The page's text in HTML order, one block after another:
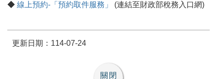
◆ 線上預約-「預約取件服務」 (連結至財政部稅務入口網)
更新日期：114-07-24
關閉